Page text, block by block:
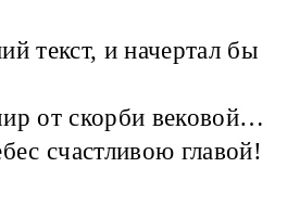
текст, и начертал бы
от скорби вековой…
счастливою главой!